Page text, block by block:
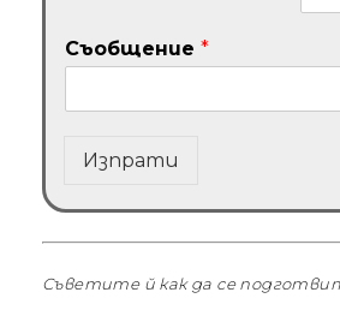
Съобщение *
Изпрати
Съветите й как да се